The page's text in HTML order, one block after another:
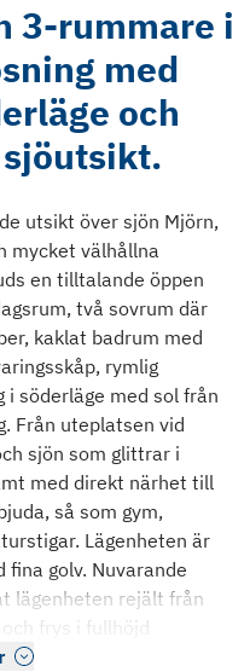
3-rummare i
med
och
utsikt över sjön Mjörn,
mycket välhållna
en tilltalande öppen
två sovrum där
kaklat badrum med
rymlig
söderläge med sol från
Från uteplatsen vid
sjön som glittrar i
med direkt närhet till
så som gym,
Lägenheten är
golv. Nuvarande
lägenheten rejält från
frys i fullhöjd